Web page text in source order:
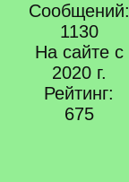
Сообщений:
1130
На сайте с
2020 г.
Рейтинг:
675